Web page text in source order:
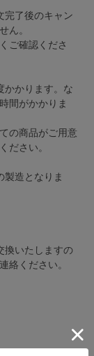
完了後のキャン
ん。
ご確認くださ
かかります。な
間がかかりま
の商品がご用意
ださい。
造となりま
換いたしますの
絡ください。